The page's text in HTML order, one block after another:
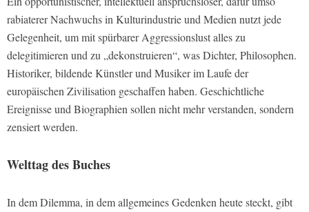
rabiaterer Nachwuchs in Kulturindustrie und Medien nutzt jede
Gelegenheit, um mit spürbarer Aggressionslust alles zu
delegitimieren und zu „dekonstruieren“, was Dichter, Philosophen.
Historiker, bildende Künstler und Musiker im Laufe der
europäischen Zivilisation geschaffen haben. Geschichtliche
Ereignisse und Biographien sollen nicht mehr verstanden, sondern
zensiert werden.
Welttag des Buches
In dem Dilemma, in dem allgemeines Gedenken heute steckt, gibt